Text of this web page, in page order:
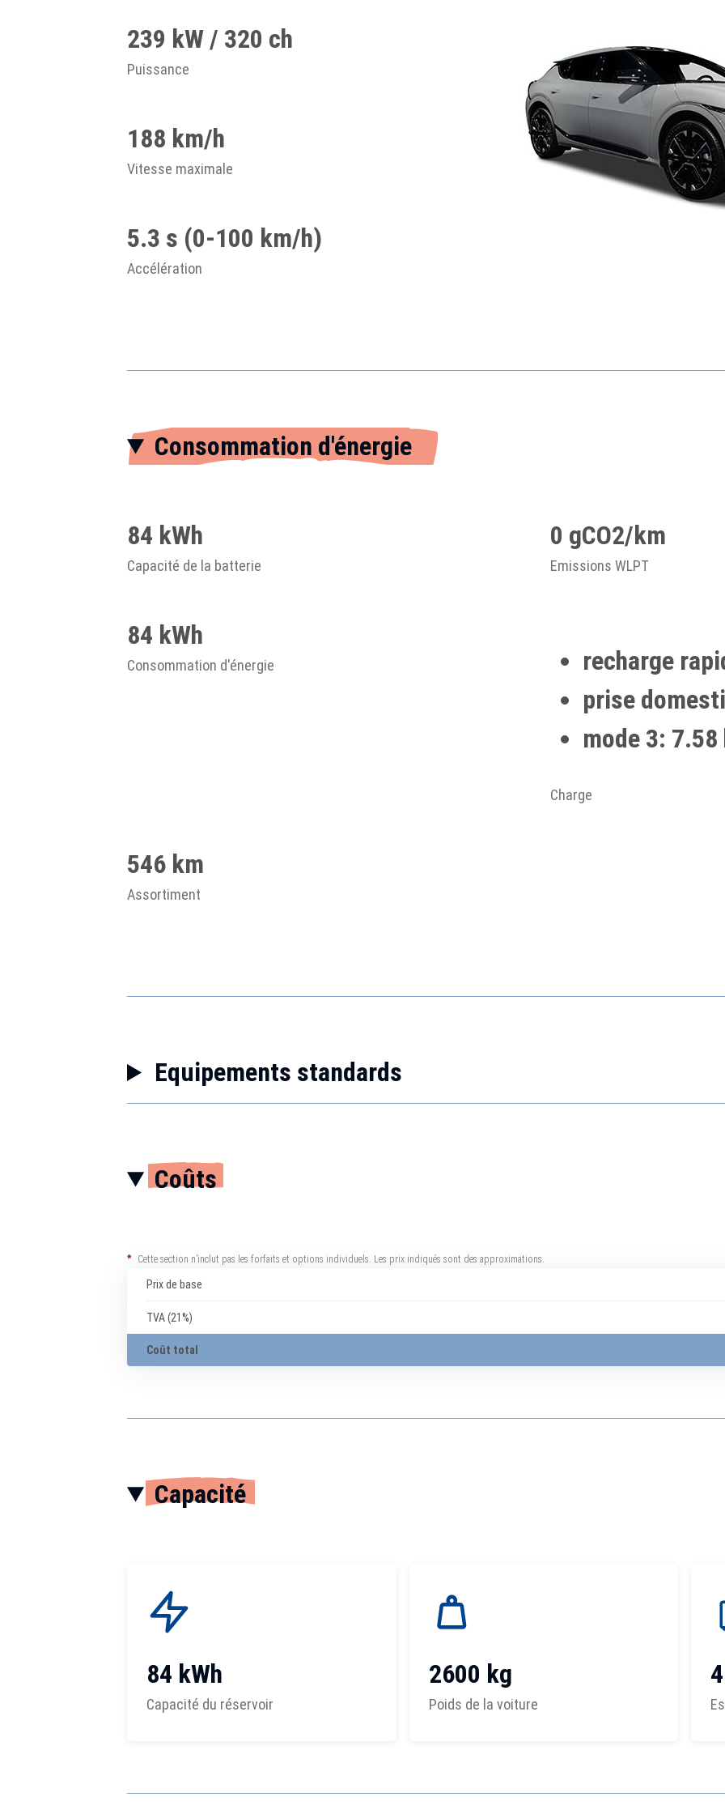
239 kW / 320 ch
Puissance
188 km/h
Vitesse maximale
5.3 s (0-100 km/h)
Accélération
Consommation d'énergie
84 kWh
Capacité de la batterie
0 gCO2/km
Emissions WLPT
84 kWh
Consommation d'énergie
recharge
prise
mode 3: 7.58
Charge
546 km
Assortiment
Equipements standards
Coûts
* Cette section n’inclut pas les forfaits et options individuels. Les prix indiqués sont des approximations.
Prix de base
TVA (21%)
Coût total
Capacité
84 kWh
Capacité du réservoir
2600 kg
Poids de la voiture